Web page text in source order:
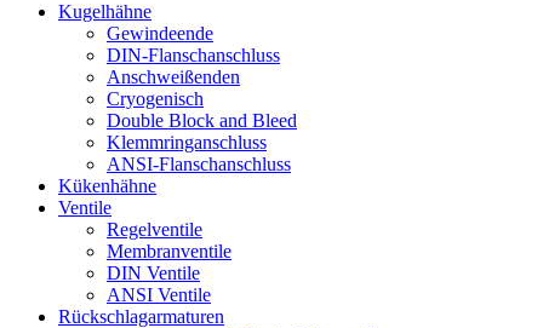
Kugelhähne
Gewindeende
DIN-Flanschanschluss
Anschweißenden
Cryogenisch
Double Block and Bleed
Klemmringanschluss
ANSI-Flanschanschluss
Kükenhähne
Ventile
Regelventile
Membranventile
DIN Ventile
ANSI Ventile
Rückschlag­armaturen